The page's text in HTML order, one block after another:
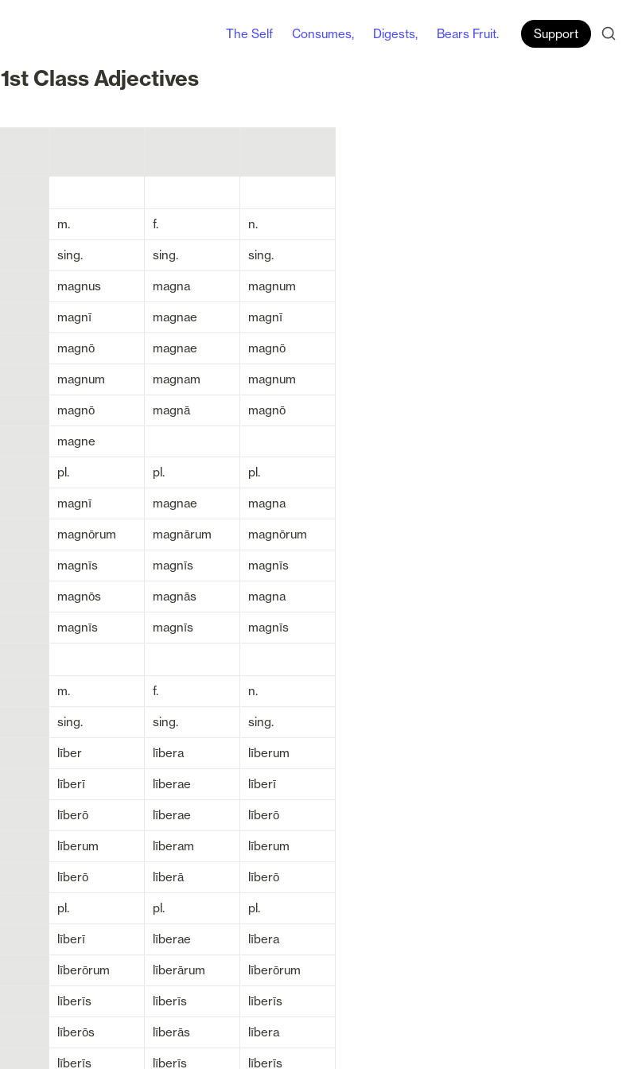
The Self Consumes, Digests, Bears Fruit. Support
1st Class Adjectives
m. f. n.
sing. sing. sing.
magnus magna magnum
magnī magnae magnī
magnō magnae magnō
magnum magnam magnum
magnō magnā magnō
magne
pl. pl. pl.
magnī magnae magna
magnōrum magnārum magnōrum
magnīs magnīs magnīs
magnōs magnās magna
magnīs magnīs magnīs
m. f. n.
sing. sing. sing.
līber lībera līberum
līberī līberae līberī
līberō līberae līberō
līberum līberam līberum
līberō līberā līberō
pl. pl. pl.
līberī līberae lībera
līberōrum līberārum līberōrum
līberīs līberīs līberīs
līberōs līberās lībera
līberīs līberīs līberīs